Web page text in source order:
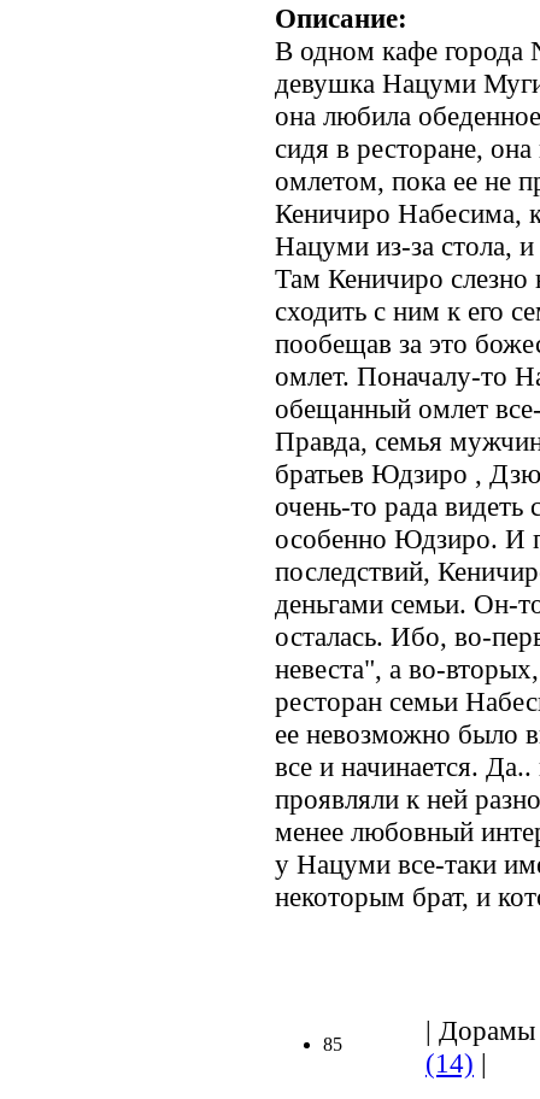
Описание:
В одном кафе города
девушка Нацуми
она любила
сидя в ресторане,
омлетом, пока ее не
Кеничиро Набесима,
Нацуми из-за стола,
Там Кеничиро слезно
сходить с ним к его
пообещав за это
омлет. Поначалу-то
обещанный омлет
Правда, семья
братьев Юдзиро ,
очень-то рада видеть
особенно Юдзиро. И
последствий,
деньгами семьи. Он-
осталась. Ибо, во-
невеста", а во-
ресторан семьи
ее невозможно было
все и начинается.
проявляли к ней
менее любовный
у Нацуми все-таки
некоторым брат, и
85
|
(14) |